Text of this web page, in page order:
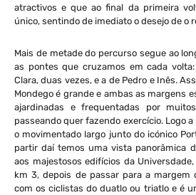
atractivos e que ao final da primeira
único, sentindo de imediato o desejo de o
Mais de metade do percurso segue ao
as pontes que cruzamos em cada
Clara, duas vezes, e a de Pedro e Inês.
Mondego é grande e ambas as margens
ajardinadas e frequentadas por
passeando quer fazendo exercício. Logo
o movimentado largo junto do icónico
partir daí temos uma vista panorâmica
aos majestosos edifícios da
km 3, depois de passar para a margem
com os ciclistas do duatlo ou triatlo e é